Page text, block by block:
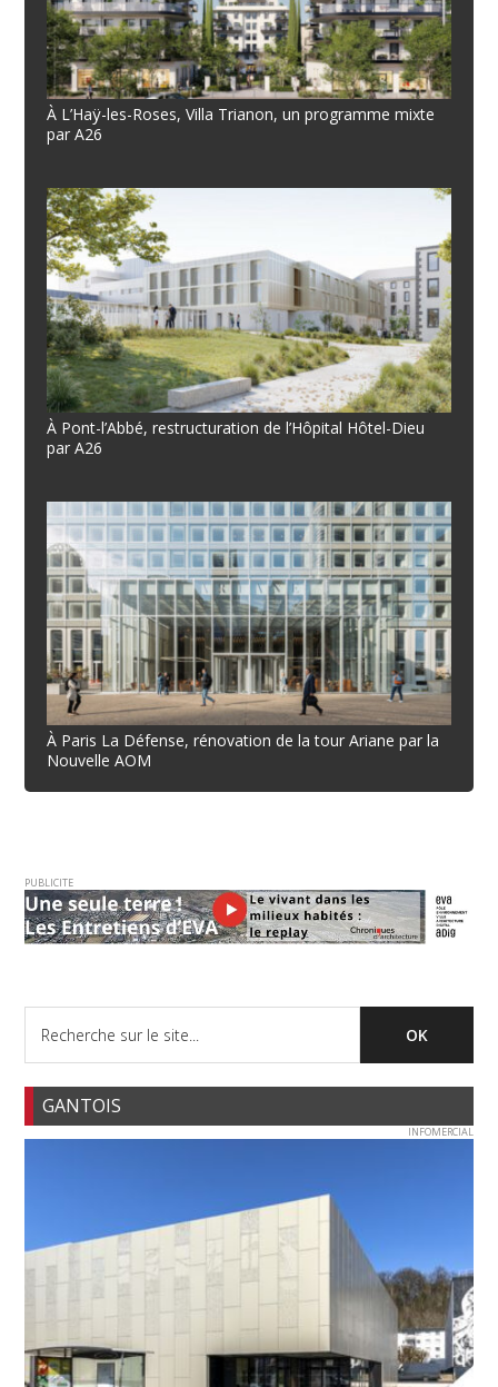
À L’Haÿ-les-Roses, Villa Trianon, un programme mixte
par A26
À Pont-l’Abbé, restructuration de l’Hôpital Hôtel-Dieu
par A26
À Paris La Défense, rénovation de la tour Ariane par la
Nouvelle AOM
PUBLICITE
GANTOIS
INFOMERCIAL